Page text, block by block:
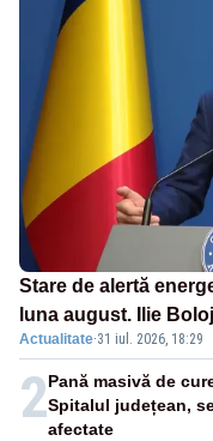
Stare de alertă
luna august. Ilie
restricții – VIDEO
Actualitate·31 iul. 2026, 18:29
2Pană masivă de
Spitalul județean,
afectate